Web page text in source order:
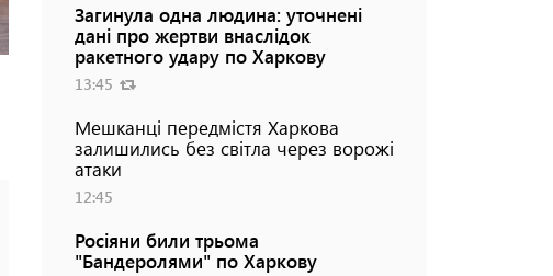
Загинула одна людина: уточнені
дані про жертви внаслідок
ракетного удару по Харкову
13:45
Мешканці передмістя Харкова
залишились без світла через ворожі
атаки
12:45
Росіяни били трьома
"Бандеролями" по Харкову